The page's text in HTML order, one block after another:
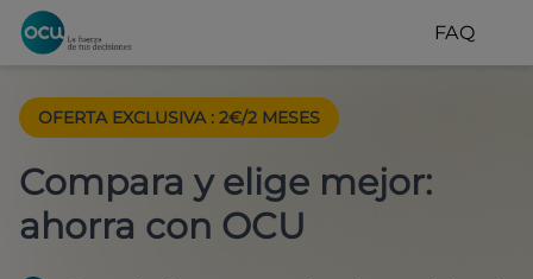
FAQ
OFERTA EXCLUSIVA : 2€/2 MESES
Compara y elige mejor:
ahorra con OCU